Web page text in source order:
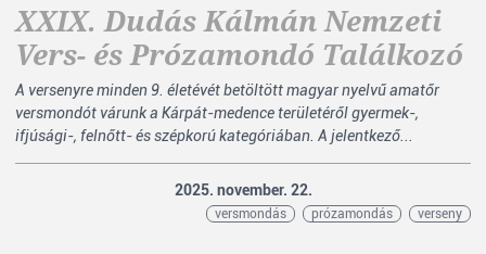
XXIX. Dudás Kálmán Nemzeti
Vers- és Prózamondó Találkozó
A versenyre minden 9. életévét betöltött magyar nyelvű amatőr
versmondót várunk a Kárpát-medence területéről gyermek-,
ifjúsági-, felnőtt- és szépkorú kategóriában. A jelentkező...
2025. november. 22.
versmondás prózamondás verseny